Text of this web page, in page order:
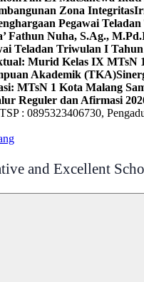
Zona Integritas
Pegawai
Fathun Nuha, S.Ag.,
Teladan Triwulan I Tahun
Murid Kelas IX MTsN
Akademik (TKA)
MTsN 1 Kota Malang
Reguler dan Afirmasi
: 0895323406730,
and Excellent